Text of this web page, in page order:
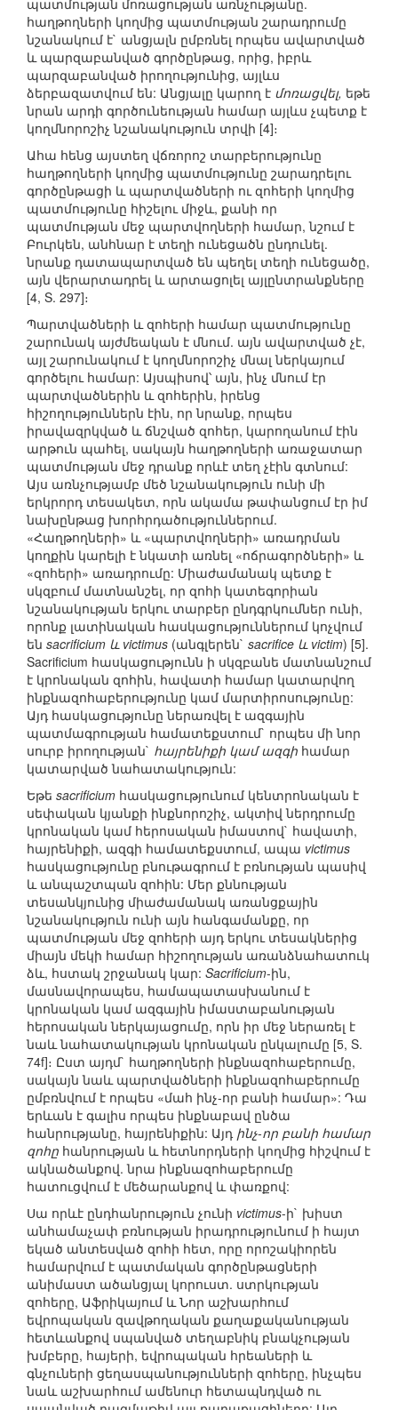
պատմության մոռացության առնչությանը.
հաղթողների կողմից պատմության շարադրումը
նշանակում է` անցյալն ըմբռնել որպես ավարտված
և պարզաբանված գործընթաց, որից, իբրև
պարզաբանված իրողությունից, այլևս
ձերբազատվում են: Անցյալը կարող է մոռացվել, եթե
նրան արդի գործունեության համար այլևս չպետք է
կողմնորոշիչ նշանակություն տրվի [4]։
Ահա հենց այստեղ վճռորոշ տարբերությունը
հաղթողների կողմից պատմությունը շարադրելու
գործընթացի և պարտվածների ու զոհերի կողմից
պատմությունը հիշելու միջև, քանի որ
պատմության մեջ պարտվողների համար, նշում է
Բուրկեն, անհնար է տեղի ունեցածն ընդունել.
նրանք դատապարտված են պեղել տեղի ունեցածը,
այն վերարտադրել և արտացոլել այլընտրանքները
[4, S. 297]։
Պարտվածների և զոհերի համար պատմությունը
շարունակ այժմեական է մնում. այն ավարտված չէ,
այլ շարունակում է կողմնորոշիչ մնալ ներկայում
գործելու համար: Այսպիսով՝ այն, ինչ մնում էր
պարտվածներին և զոհերին, իրենց
հիշողություններն էին, որ նրանք, որպես
իրավազրկված և ճնշված զոհեր, կարողանում էին
արթուն պահել, սակայն հաղթողների առաջատար
պատմության մեջ դրանք որևէ տեղ չէին գտնում:
Այս առնչությամբ մեծ նշանակություն ունի մի
երկրորդ տեսակետ, որն ակամա թափանցում էր իմ
նախընթաց խորհրդածություններում.
«Հաղթողների» և «պարտվողների» առադրման
կողքին կարելի է նկատի առնել «ոճրագործների» և
«զոհերի» առադրումը: Միաժամանակ պետք է
սկզբում մատնանշել, որ զոհի կատեգորիան
նշանակության երկու տարբեր ընդգրկումներ ունի,
որոնք լատինական հասկացություններում կոչվում
են sacrificium և victimus (անգլերեն` sacrifice և victim) [5].
Sacrificium հասկացությունն ի սկզբանե մատնանշում
է կրոնական զոհին, հավատի համար կատարվող
ինքնազոհաբերությունը կամ մարտիրոսությունը:
Այդ հասկացությունը ներառվել է ազգային
պատմագրության համատեքստում` որպես մի նոր
սուրբ իրողության` հայրենիքի կամ ազգի համար
կատարված նահատակություն:
Եթե sacrificium հասկացությունում կենտրոնական է
սեփական կյանքի ինքնորոշիչ, ակտիվ ներդրումը
կրոնական կամ հերոսական իմաստով` հավատի,
հայրենիքի, ազգի համատեքստում, ապա victimus
հասկացությունը բնութագրում է բռնության պասիվ
և անպաշտպան զոհին: Մեր քննության
տեսանկյունից միաժամանակ առանցքային
նշանակություն ունի այն հանգամանքը, որ
պատմության մեջ զոհերի այդ երկու տեսակներից
միայն մեկի համար հիշողության առանձնահատուկ
ձև, հստակ շրջանակ կար: Sacrificium-ին,
մասնավորապես, համապատասխանում է
կրոնական կամ ազգային իմաստաբանության
հերոսական ներկայացումը, որն իր մեջ ներառել է
նաև նահատակության կրոնական ընկալումը [5, S.
74f]։ Ըստ այդմ` հաղթողների ինքնազոհաբերումը,
սակայն նաև պարտվածների ինքնազոհաբերումը
ըմբռնվում է որպես «մահ ինչ-որ բանի համար»: Դա
երևան է գալիս որպես ինքնաբավ ընծա
հանրությանը, հայրենիքին: Այդ ինչ-որ բանի համար
զոհը հանրության և հետնորդների կողմից հիշվում է
ակնածանքով. նրա ինքնազոհաբերումը
հատուցվում է մեծարանքով և փառքով:
Սա որևէ ընդհանրություն չունի victimus-ի` խիստ
անհամաչափ բռնության իրադրությունում ի հայտ
եկած անտեսված զոհի հետ, որը որոշակիորեն
համարվում է պատմական գործընթացների
անիմաստ ածանցյալ կորուստ. ստրկության
զոհերը, Աֆրիկայում և Նոր աշխարհում
եվրոպական զավթողական քաղաքականության
հետևանքով սպանված տեղաբնիկ բնակչության
խմբերը, հայերի, եվրոպական հրեաների և
գնչուների ցեղասպանությունների զոհերը, ինչպես
նաև աշխարհում ամենուր հետապնդված ու